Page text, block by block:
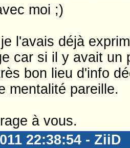
moi ;)
l'avais déjà
car si il y avait un
bon lieu d'info
mentalité pareille.
à vous.
22:38:54 - ZiiD